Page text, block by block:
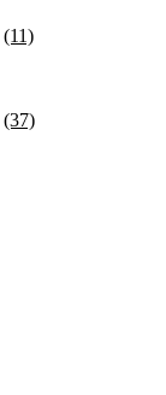
(11)
(37)